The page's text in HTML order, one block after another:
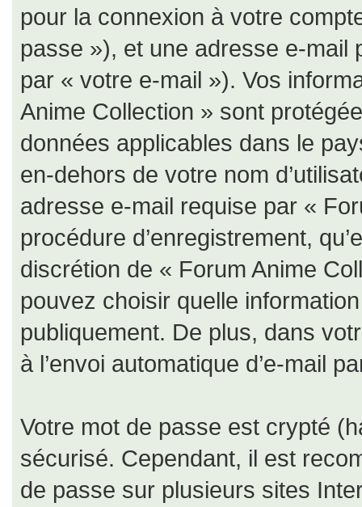
pour la connexion à votre
passe »), et une adresse e-mail
par « votre e-mail »). Vos
Anime Collection » sont
données applicables dans le
en-dehors de votre nom
adresse e-mail requise par «
procédure d’enregistrement,
discrétion de « Forum Anime
pouvez choisir quelle
publiquement. De plus, dans
à l’envoi automatique d’e-mail
Votre mot de passe est crypté
sécurisé. Cependant, il est
de passe sur plusieurs sites